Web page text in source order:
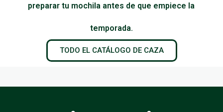
preparar tu mochila antes de que empiece la
temporada.
TODO EL CATÁLOGO DE CAZA